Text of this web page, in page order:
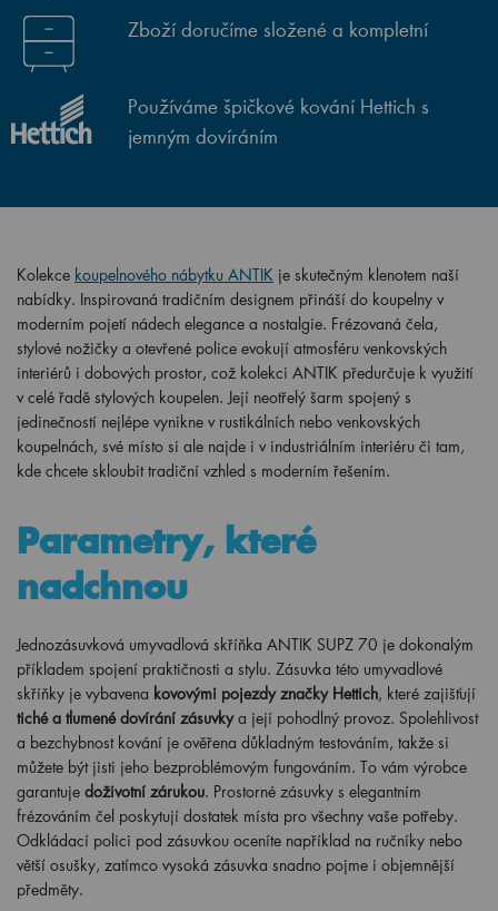
Zboží doručíme složené a kompletní
Používáme špičkové kování Hettich s
jemným dovíráním
Kolekce koupelnového nábytku ANTIK je skutečným klenotem naší
nabídky. Inspirovaná tradičním designem přináší do koupelny v
moderním pojetí nádech elegance a nostalgie. Frézovaná čela,
stylové nožičky a otevřené police evokují atmosféru venkovských
interiérů i dobových prostor, což kolekci ANTIK předurčuje k využití
v celé řadě stylových koupelen. Její neotřelý šarm spojený s
jedinečností nejlépe vynikne v rustikálních nebo venkovských
koupelnách, své místo si ale najde i v industriálním interiéru či tam,
kde chcete skloubit tradiční vzhled s moderním řešením.
Parametry, které
nadchnou
Jednozásuvková umyvadlová skříňka ANTIK SUPZ 70 je dokonalým
příkladem spojení praktičnosti a stylu. Zásuvka této umyvadlové
skříňky je vybavena kovovými pojezdy značky Hettich, které zajišťují
tiché a tlumené dovírání zásuvkya její pohodlný provoz. Spolehlivost
a bezchybnost kování je ověřena důkladným testováním, takže si
můžete být jisti jeho bezproblémovým fungováním. To vám výrobce
garantuje doživotní zárukou. Prostorné zásuvky s elegantním
frézováním čel poskytují dostatek místa pro všechny vaše potřeby.
Odkládací polici pod zásuvkou oceníte například na ručníky nebo
větší osušky, zatímco vysoká zásuvka snadno pojme i objemnější
předměty.